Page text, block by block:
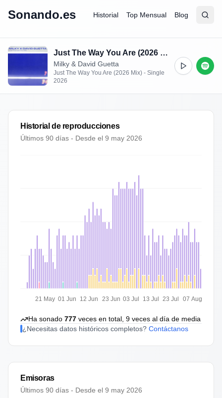
Sonando.es Historial Top Mensual Blog
Abrir
Just The Way You Are (2026 Mix)
Milky & David Guetta
Just The Way You Are (2026 Mix) - Single
2026
Historial de reproducciones
Últimos 90 días - Desde el 9 may 2026
21 May 01 Jun 12 Jun 23 Jun 03 Jul 13 Jul 23 Jul 07 Aug
Ha sonado 777 veces en total, 9 veces al día de media
¿Necesitas datos históricos completos? Contáctanos
Emisoras
Últimos 90 días - Desde el 9 may 2026